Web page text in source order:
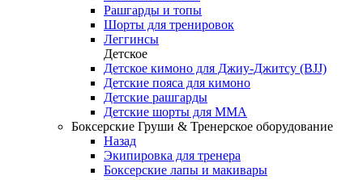
Рашгарды и топы
Шорты для тренировок
Леггинсы
Детское
Детское кимоно для Джиу-Джитсу (BJJ)
Детские пояса для кимоно
Детские рашгарды
Детские шорты для ММА
Боксерские Груши & Тренерское оборудование
Назад
Экипировка для тренера
Боксерские лапы и макивары